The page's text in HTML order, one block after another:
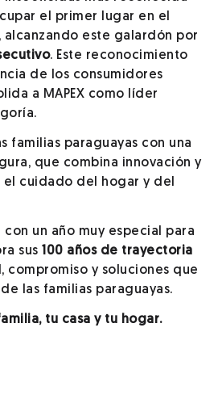
el primer lugar en el
alcanzando este galardón por
. Este reconocimiento
de los consumidores
a MAPEX como líder
familias paraguayas con una
que combina innovación y
cuidado del hogar y del
un año muy especial para
sus100 años de trayectoria
y soluciones que
las familias paraguayas.
tu casa y tu hogar.